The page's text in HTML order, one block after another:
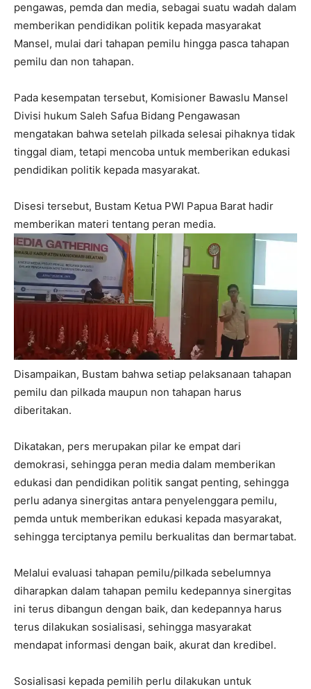
pengawas, pemda dan media, sebagai suatu wadah dalam
memberikan pendidikan politik kepada masyarakat
Mansel, mulai dari tahapan pemilu hingga pasca tahapan
pemilu dan non tahapan.
Pada kesempatan tersebut, Komisioner Bawaslu Mansel
Divisi hukum Saleh Safua Bidang Pengawasan
mengatakan bahwa setelah pilkada selesai pihaknya tidak
tinggal diam, tetapi mencoba untuk memberikan edukasi
pendidikan politik kepada masyarakat.
Disesi tersebut, Bustam Ketua PWI Papua Barat hadir
memberikan materi tentang peran media.
Disampaikan, Bustam bahwa setiap pelaksanaan tahapan
pemilu dan pilkada maupun non tahapan harus
diberitakan.
Dikatakan, pers merupakan pilar ke empat dari
demokrasi, sehingga peran media dalam memberikan
edukasi dan pendidikan politik sangat penting, sehingga
perlu adanya sinergitas antara penyelenggara pemilu,
pemda untuk memberikan edukasi kepada masyarakat,
sehingga terciptanya pemilu berkualitas dan bermartabat.
Melalui evaluasi tahapan pemilu/pilkada sebelumnya
diharapkan dalam tahapan pemilu kedepannya sinergitas
ini terus dibangun dengan baik, dan kedepannya harus
terus dilakukan sosialisasi, sehingga masyarakat
mendapat informasi dengan baik, akurat dan kredibel.
Sosialisasi kepada pemilih perlu dilakukan untuk